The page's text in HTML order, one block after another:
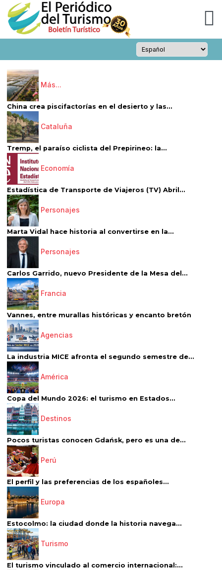
Más...
China crea piscifactorías en el desierto y las...
Cataluña
Tremp, el paraíso ciclista del Prepirineo: la...
Economía
Estadística de Transporte de Viajeros (TV) Abril...
Personajes
Marta Vidal hace historia al convertirse en la...
Personajes
Carlos Garrido, nuevo Presidente de la Mesa del...
Francia
Vannes, entre murallas históricas y encanto bretón
Agencias
La industria MICE afronta el segundo semestre de...
América
Copa del Mundo 2026: el turismo en Estados...
Destinos
Pocos turistas conocen Gdańsk, pero es una de...
Perú
El perfil y las preferencias de los españoles...
Europa
Estocolmo: la ciudad donde la historia navega...
Turismo
El turismo vinculado al comercio internacional:...